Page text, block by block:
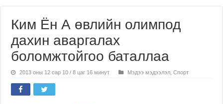
Ким Ён А өвлийн олимпод
дахин аваргалах
боломжтойгоо баталлаа
2013 оны 12 сар 10 / 8 цаг 16 минут Мэдээ мэдээлэл ,Спорт